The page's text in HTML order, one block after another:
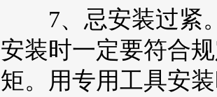
7、忌安装过紧
安装时一定要符合
矩。用专用工具安